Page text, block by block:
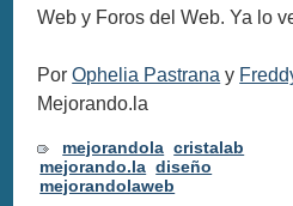
Web y Foros del Web. Ya lo
PorOphelia Pastrana y
Mejorando.la
mejorandola cristalab
mejorando.la diseño
mejorandolaweb